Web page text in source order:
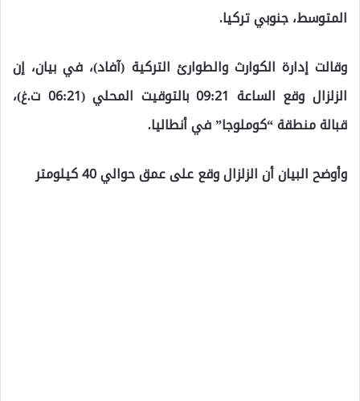
المتوسط، جنوبي تركيا.
وقالت إدارة الكوارث والطوارئ التركية (آفاد)، في بيان، إن
الزلزال وقع الساعة 09:21 بالتوقيت المحلي (06:21 ت.غ)،
قبالة منطقة “كوملوجا” في أنطاليا.
وأوضح البيان أن الزلزال وقع على عمق حوالي 40 كيلومتر